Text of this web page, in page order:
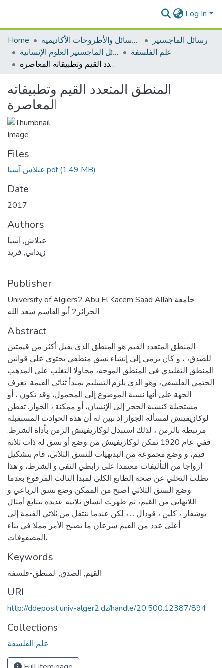
Log In
Home الرسائل والأطروحات الأكاديمية
رسائل الماجستير
رسائل الماجستير العلوم الإنسانية
علم الفلسفة
المنطق المتعدد القيم وتطبيقاته المعاصرة
المنطق المتعدد القيم وتطبيقاته
المعاصرة
Files
عبلاش آسيا.pdf(1.49 MB)
Date
2017
Authors
عبلاش, آسيا
زيداني, فريد
Publisher
University of Algiers2 Abu El Kacem Saad Allah جامعة
الجزائر2 أبو القاسم سعد الله
Abstract
المنطق المتعدد القيم هو المنطق الذي يقبل أكثر من قيمتين
للصدق، ، و كان يرمي إلى إنشاء نسق منطقي يحتوي على قوانين
المنطق التقليدي في المنطق الموجه، محاولا التغلب على المذهب
الحتمي الفلسفي، وهو الذي يلزم التسليم بمبدأ ثنائي القيمة. تعرف
الجهة على أنها نسبة الموضوع إلى المحمول، وقد تكون ، أو
مستحيلة كنسبة الحجر إلى الإنسان، أو ممكنة ، الجواز. تفطن
لوكازيفيتش لمسألة الجواز إذ تبين له أن هذه الحوادث المستقبلة
مرتبطة بالزمن ، لذلك استبدل لوكازيفيتش الزمن بأداة الشرط.
ففي عام 1920 تمكن لوكازيفيتش من وضع أو نسق له ذات ثلاثة
قيم، و وضع مجموعة من البديهيات للنسق الثلاثي، قام بتشكيل
أزواجا من التأليفات معتمدا على رابطي النفي و الشرط، و هذا
تطلب التخلي عن صحة الطابع الكلي لمبدأ الثالث المرفوع بعدما
وضع النسق الثلاثي أصبح من الممكن وضع نسق الرباعي و
اللانهائي من القيم، ثم ظهرت انساق ثلاثية عديدة بتتابع أمثال
بوشفار ، كلين ، قودال ....، لكن عندما ننتقل من ثلاثي القيمة إلى
أعلى عدد من القيم سرعان ما يصبح الأمر مملا في بناء
المصفوفات،
Keywords
القيم, الصدق, المنطق-فلسفة
URI
http://ddeposit.univ-alger2.dz/handle/20.500.12387/894
Collections
علم الفلسفة